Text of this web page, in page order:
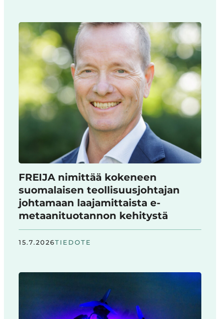
FREIJA nimittää kokeneen
suomalaisen teollisuusjohtajan
johtamaan laajamittaista e-
metaanituotannon kehitystä
15.7.2026TIEDOTE